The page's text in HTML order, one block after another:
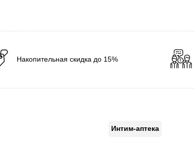
Накопительная скидка до 15%
Интим-аптека